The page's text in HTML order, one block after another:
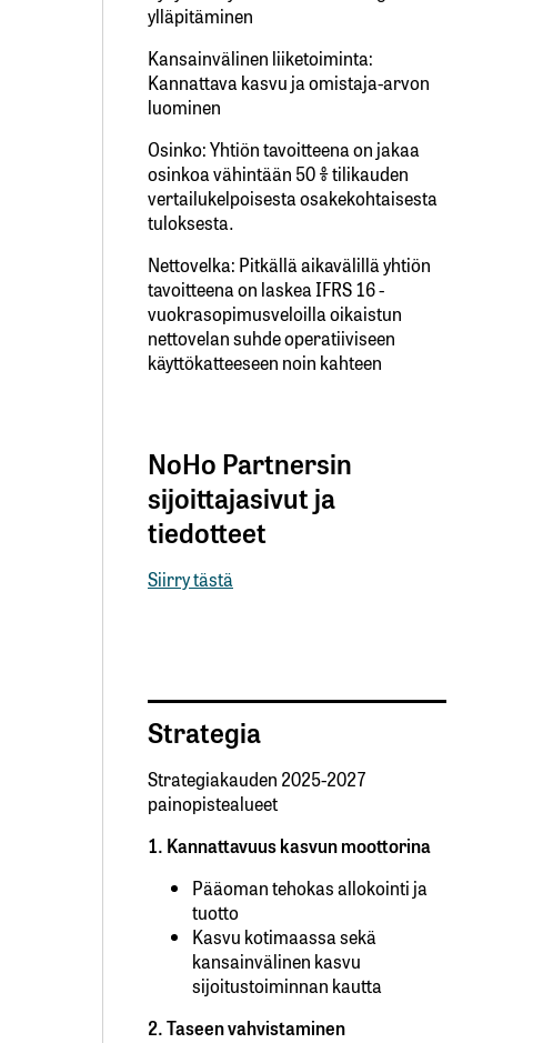
ylläpitäminen
Kansainvälinen liiketoiminta:
Kannattava kasvu ja omistaja-arvon
luominen
Osinko: Yhtiön tavoitteena on jakaa
osinkoa vähintään 50 % tilikauden
vertailukelpoisesta osakekohtaisesta
tuloksesta.
Nettovelka: Pitkällä aikavälillä yhtiön
tavoitteena on laskea IFRS 16 -
vuokrasopimusveloilla oikaistun
nettovelan suhde operatiiviseen
käyttökatteeseen noin kahteen
NoHo Partnersin
sijoittajasivut ja
tiedotteet
Siirry tästä
Strategia
Strategiakauden 2025-2027
painopistealueet
1. Kannattavuus kasvun moottorina
Pääoman tehokas allokointi ja
tuotto
Kasvu kotimaassa sekä
kansainvälinen kasvu
sijoitustoiminnan kautta
2. Taseen vahvistaminen